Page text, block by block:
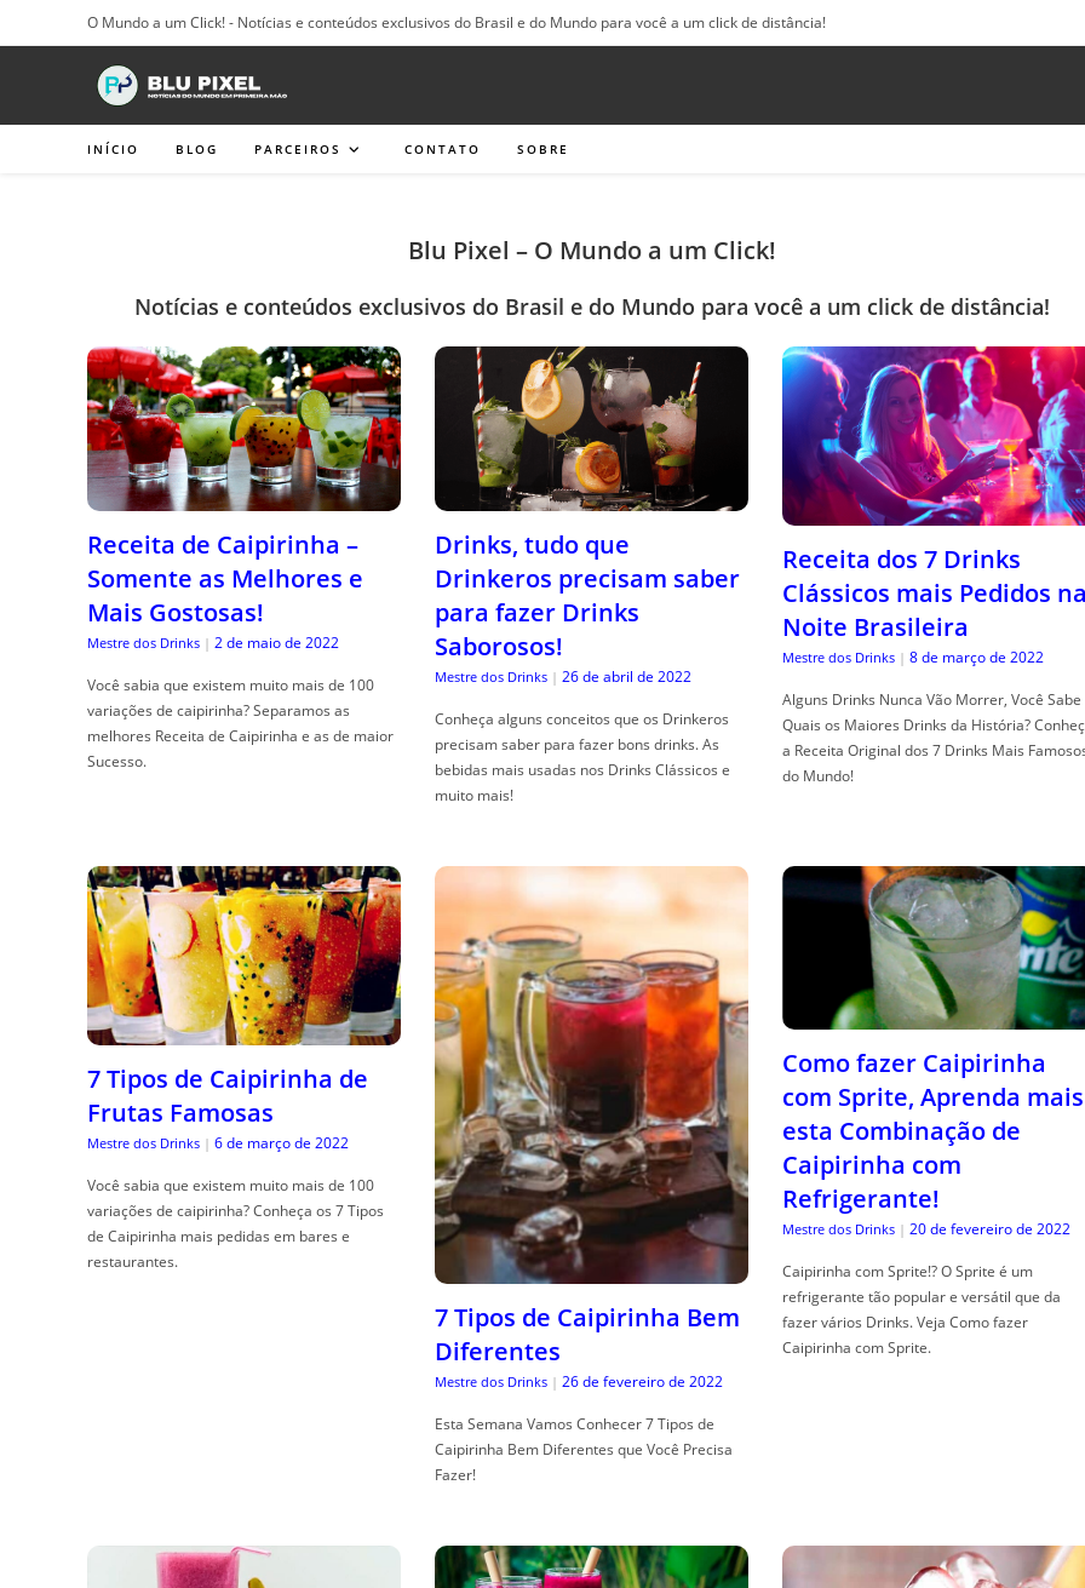
para
O Mundo a um Click! - Notícias e conteúdos exclusivos do Brasil e do Mundo para você a um click de distância!
INÍCIO BLOG PARCEIROS CONTATO SOBRE
Blu Pixel – O Mundo a um Click!
Notícias e conteúdos exclusivos do Brasil e do Mundo para você a um click de distância!
Receita de Caipirinha –
Somente as Melhores e
Mais Gostosas!
Mestre dos Drinks | 2 de maio de 2022
Você sabia que existem muito mais de 100
variações de caipirinha? Separamos as
melhores Receita de Caipirinha e as de maior
Sucesso.
Drinks, tudo que
Drinkeros precisam saber
para fazer Drinks
Saborosos!
Mestre dos Drinks | 26 de abril de 2022
Conheça alguns conceitos que os Drinkeros
precisam saber para fazer bons drinks. As
bebidas mais usadas nos Drinks Clássicos e
muito mais!
Receita dos 7 Drinks
Clássicos mais Pedidos
Noite Brasileira
Mestre dos Drinks | 8 de março de 2022
Alguns Drinks Nunca Vão Morrer, Você Sabe
Quais os Maiores Drinks da História?
a Receita Original dos 7 Drinks Mais
do Mundo!
7 Tipos de Caipirinha de
Frutas Famosas
Mestre dos Drinks | 6 de março de 2022
Você sabia que existem muito mais de 100
variações de caipirinha? Conheça os 7 Tipos
de Caipirinha mais pedidas em bares e
restaurantes.
7 Tipos de Caipirinha Bem
Diferentes
Mestre dos Drinks | 26 de fevereiro de 2022
Esta Semana Vamos Conhecer 7 Tipos de
Caipirinha Bem Diferentes que Você Precisa
Fazer!
Como fazer Caipirinha
com Sprite, Aprenda mais
esta Combinação de
Caipirinha com
Refrigerante!
Mestre dos Drinks | 20 de fevereiro de 2022
Caipirinha com Sprite!? O Sprite é um
refrigerante tão popular e versátil que da
fazer vários Drinks. Veja Como fazer
Caipirinha com Sprite.